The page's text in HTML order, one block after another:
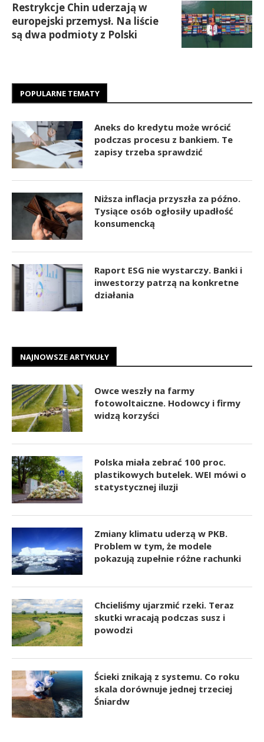
Restrykcje Chin uderzają w
europejski przemysł. Na liście
są dwa podmioty z Polski
POPULARNE TEMATY
Aneks do kredytu może wrócić
podczas procesu z bankiem. Te
zapisy trzeba sprawdzić
Niższa inflacja przyszła za późno.
Tysiące osób ogłosiły upadłość
konsumencką
Raport ESG nie wystarczy. Banki i
inwestorzy patrzą na konkretne
działania
NAJNOWSZE ARTYKUŁY
Owce weszły na farmy
fotowoltaiczne. Hodowcy i firmy
widzą korzyści
Polska miała zebrać 100 proc.
plastikowych butelek. WEI mówi o
statystycznej iluzji
Zmiany klimatu uderzą w PKB.
Problem w tym, że modele
pokazują zupełnie różne rachunki
Chcieliśmy ujarzmić rzeki. Teraz
skutki wracają podczas susz i
powodzi
Ścieki znikają z systemu. Co roku
skala dorównuje jednej trzeciej
Śniardw